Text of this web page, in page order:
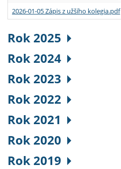
2026-01-05 Zápis z užšího kolegia.pdf
Rok 2025
Rok 2024
Rok 2023
Rok 2022
Rok 2021
Rok 2020
Rok 2019